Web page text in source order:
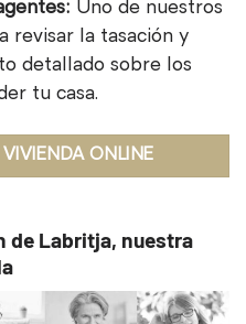
Uno de nuestros
revisar la tasación y
detallado sobre los
tu casa.
ONLINE
de Labritja, nuestra